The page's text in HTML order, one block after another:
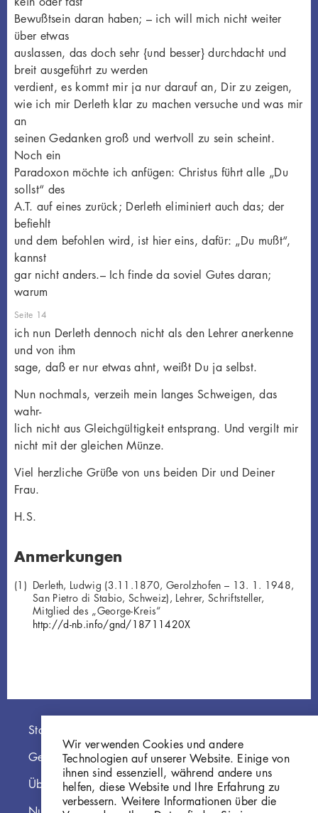
Bewußtsein daran haben; – ich will mich nicht weiter
über etwas
auslassen, das doch sehr {und besser} durchdacht und
breit ausgeführt zu werden
verdient, es kommt mir ja nur darauf an, Dir zu zeigen,
wie ich mir Derleth klar zu machen versuche und was mir
an
seinen Gedanken groß und wertvoll zu sein scheint.
Noch ein
Paradoxon möchte ich anfügen: Christus führt alle „Du
sollst“ des
A.T. auf eines zurück; Derleth eliminiert auch das; der
befiehlt
und dem befohlen wird, ist hier eins, dafür: „Du mußt“,
kannst
gar nicht anders.– Ich finde da soviel Gutes daran;
warum
Seite 14
ich nun Derleth dennoch nicht als den Lehrer anerkenne
und von ihm
sage, daß er nur etwas ahnt, weißt Du ja selbst.
Nun nochmals, verzeih mein langes Schweigen, das
wahr-
lich nicht aus Gleichgültigkeit entsprang. Und vergilt mir
nicht mit der gleichen Münze.
Viel herzliche Grüße von uns beiden Dir und Deiner
Frau.
H.S.
Anmerkungen
Derleth, Ludwig (3.11.1870, Gerolzhofen – 13. 1. 1948,
San Pietro di Stabio, Schweiz), Lehrer, Schriftsteller,
Mitglied des „George-Kreis“
http://d-nb.info/gnd/18711420X
Hauptnavigation
Startseite
Georg Kolbe Museum
Über die Online Sammlung
Wir verwenden Cookies und andere
Technologien auf unserer Website. Einige von
ihnen sind essenziell, während andere uns
helfen, diese Website und Ihre Erfahrung zu
verbessern. Weitere Informationen über die